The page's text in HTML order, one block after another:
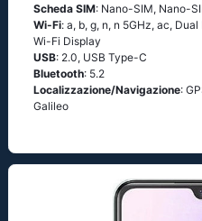
Scheda SIM: Nano-SIM, Nano-
Wi-Fi: a, b, g, n, n 5GHz, ac,
Wi-Fi Display
USB: 2.0, USB Type-C
Bluetooth: 5.2
Localizzazione/Navigazione:
Galileo